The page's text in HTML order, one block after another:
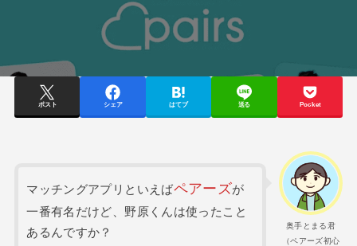
ポスト シェア はてブ 送る Pocket
奥手とまる君
（ペアーズ初心
マッチングアプリといえばペアーズが
一番有名だけど、野原くんは使ったこと
あるんですか？